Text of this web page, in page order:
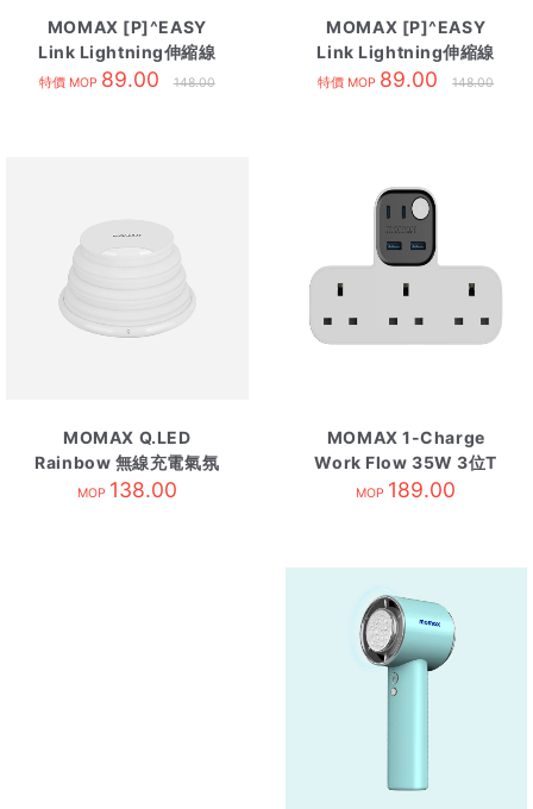
MOMAX [P]^EASY
Link Lightning伸縮線
80cm 藍
特價 MOP 89.00 148.00
MOMAX [P]^EASY
Link Lightning伸縮線
80cm 白
特價 MOP 89.00 148.00
MOMAX Q.LED
Rainbow 無線充電氣氛
燈
MOP 138.00
MOMAX 1-Charge
Work Flow 35W 3位T
型插座 2*USB +
MOP 189.00